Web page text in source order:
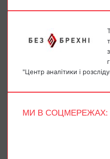
"Центр аналітики і
МИ В СОЦМЕРЕЖАХ: